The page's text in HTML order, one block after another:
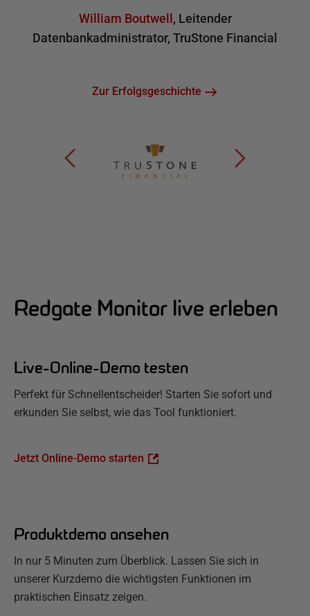
William Boutwell , Leitender
Datenbankadministrator, TruStone Financial
Zur Erfolgsgeschichte
Redgate Monitor live erleben
Live-Online-Demo testen
Perfekt für Schnellentscheider! Starten Sie sofort und
erkunden Sie selbst, wie das Tool funktioniert.
Jetzt Online-Demo starten
Produktdemo ansehen
In nur 5 Minuten zum Überblick. Lassen Sie sich in
unserer Kurzdemo die wichtigsten Funktionen im
praktischen Einsatz zeigen.